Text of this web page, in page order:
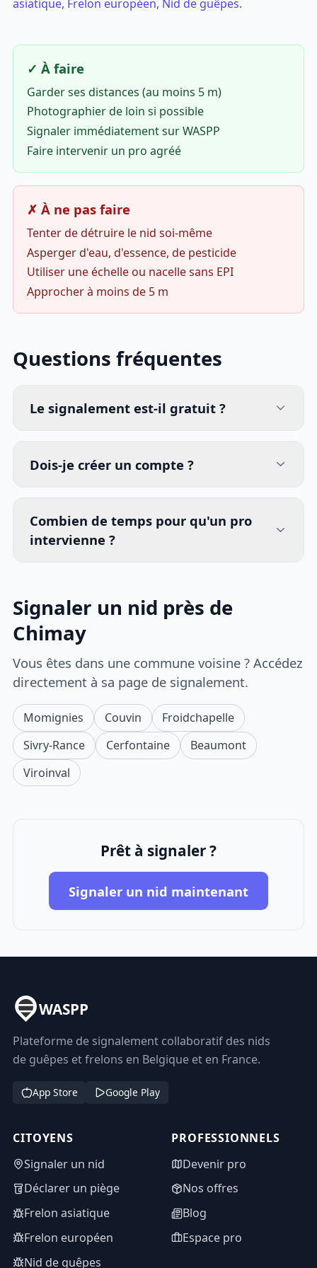
asiatique, Frelon européen, Nid de guêpes.
✓ À faire
Garder ses distances (au moins 5 m)
Photographier de loin si possible
Signaler immédiatement sur WASPP
Faire intervenir un pro agréé
✗ À ne pas faire
Tenter de détruire le nid soi-même
Asperger d'eau, d'essence, de pesticide
Utiliser une échelle ou nacelle sans EPI
Approcher à moins de 5 m
Questions fréquentes
Le signalement est-il gratuit ?
Dois-je créer un compte ?
Combien de temps pour qu'un pro
intervienne ?
Signaler un nid près de
Chimay
Vous êtes dans une commune voisine ? Accédez
directement à sa page de signalement.
Momignies Couvin
Froidchapelle
Sivry-Rance
Cerfontaine
Beaumont
Viroinval
Prêt à signaler ?
Signaler un nid maintenant
WASPP
Plateforme de signalement collaboratif des nids
de guêpes et frelons en Belgique et en France.
App Store Google Play
CITOYENS
Signaler un nid
Déclarer un piège
Frelon asiatique
Frelon européen
Nid de guêpes
PROFESSIONNELS
Devenir pro
Nos offres
Blog
Espace pro